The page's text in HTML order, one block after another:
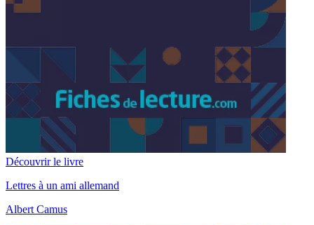
Découvrir le livre
Lettres à un ami allemand
Albert Camus